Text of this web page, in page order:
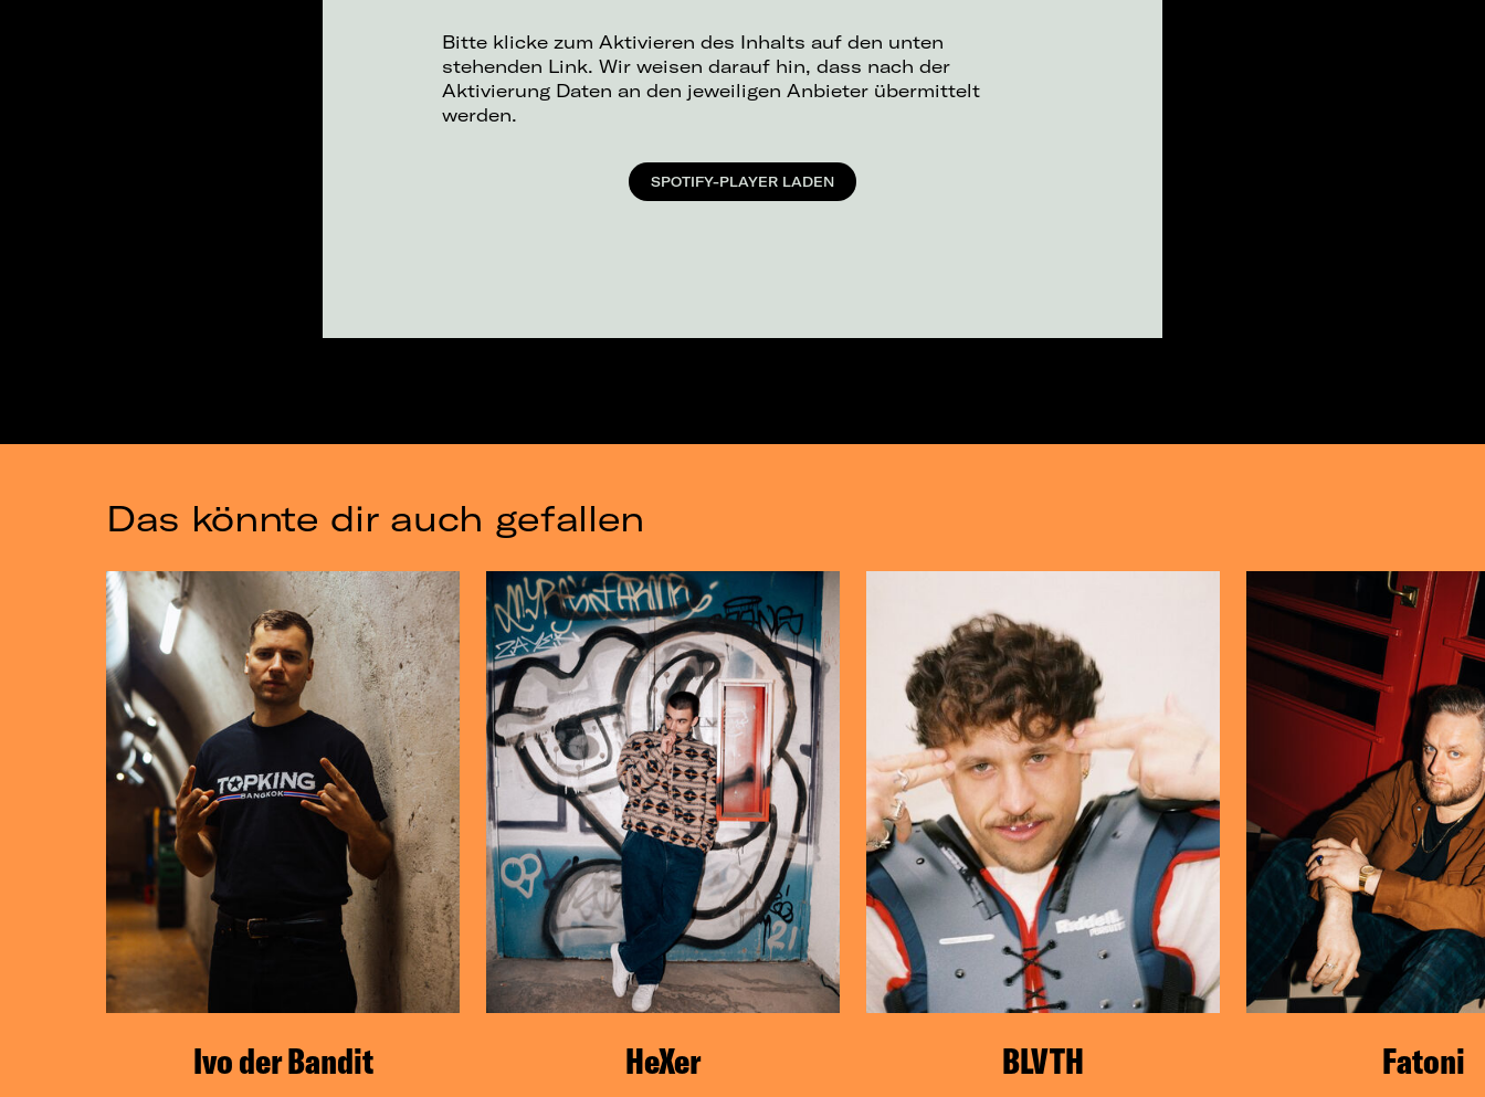
Bitte klicke zum Aktivieren des Inhalts auf den unten
stehenden Link. Wir weisen darauf hin, dass nach der
Aktivierung Daten an den jeweiligen Anbieter übermittelt
werden.
SPOTIFY-PLAYER LADEN
Das könnte dir auch gefallen
Ivo der Bandit HeXer BLVTH Fatoni